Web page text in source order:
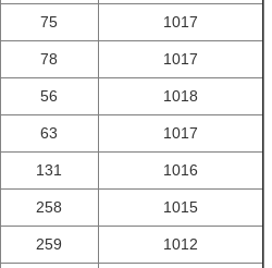
75 1017
78 1017
56 1018
63 1017
131 1016
258 1015
259 1012